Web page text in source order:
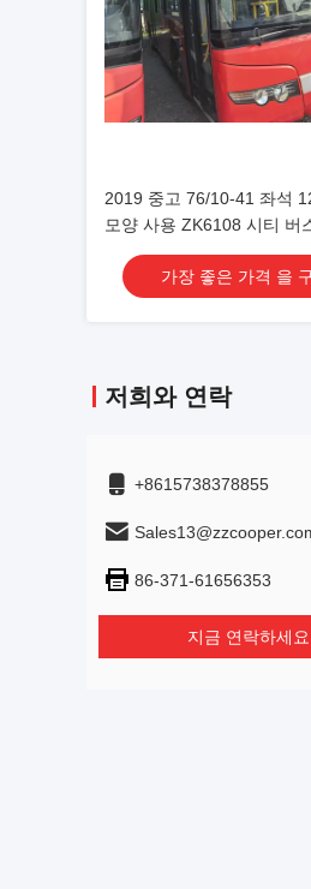
2019 중고 76/10-41 좌석
모양 사용 ZK6108 시티 버
가장 좋은 가격 을
저희와 연락
+8615738378855
86-371-61656353
지금 연락하세요